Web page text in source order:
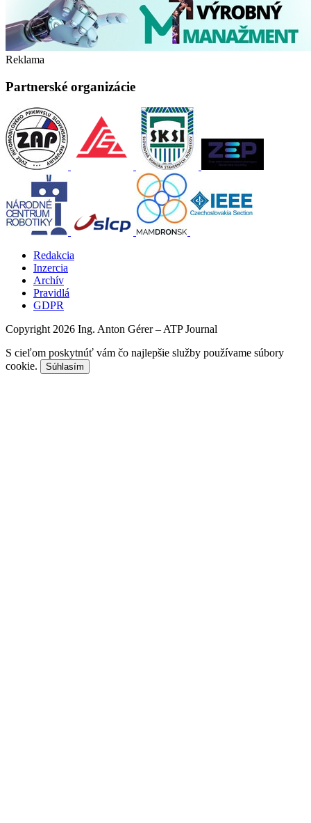
Reklama
Partnerské organizácie
Redakcia
Inzercia
Archív
Pravidlá
GDPR
Copyright 2026 Ing. Anton Gérer – ATP Journal
S cieľom poskytnúť vám čo najlepšie služby používame súbory
cookie.
Súhlasím